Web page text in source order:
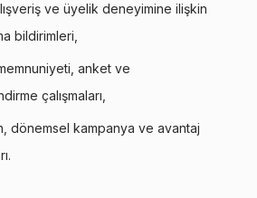
ve üyelik deneyimine ilişkin
bildirimleri,
anket ve
çalışmaları,
dönemsel kampanya ve avantaj